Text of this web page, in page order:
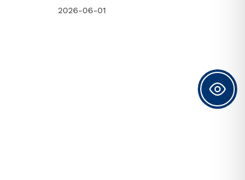
PODSUMOWANIE
2026-06-01